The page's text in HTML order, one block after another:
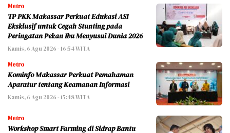
Metro
TP PKK Makassar Perkuat Edukasi ASI
Eksklusif untuk Cegah Stunting pada
Peringatan Pekan Ibu Menyusui Dunia 2026
Kamis, 6 Agu 2026 - 16:54 WITA
Metro
Kominfo Makassar Perkuat Pemahaman
Aparatur tentang Keamanan Informasi
Kamis, 6 Agu 2026 - 15:48 WITA
Metro
Workshop Smart Farming di Sidrap Bantu